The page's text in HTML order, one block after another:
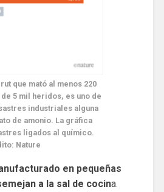
que mató al menos 220
5 mil heridos, es uno de
industriales alguna
de amonio. La gráfica
ligados al químico.
Nature
en pequeñas
a la sal de cocina.